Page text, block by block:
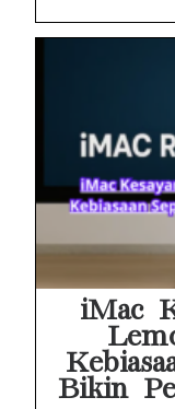
iMac
Bikin